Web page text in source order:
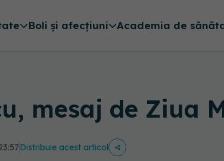
Boli și afecțiuni Academia de
mesaj de Ziua
Distribuie acest articol